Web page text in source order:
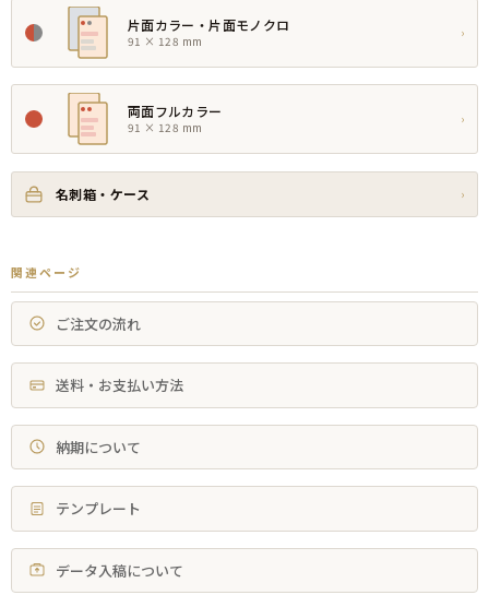
片面カラー・片面モノクロ
91 × 128 mm
›
両面フルカラー
91 × 128 mm
›
名刺箱・ケース ›
関連ページ
ご注文の流れ
送料・お支払い方法
納期について
テンプレート
データ入稿について